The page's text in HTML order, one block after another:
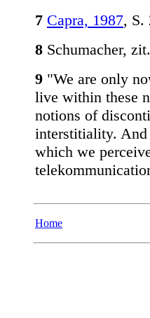
7 Capra, 1987, S.
8 Schumacher,
9 "We are only
live within these
notions of
interstitiality.
which we
Home